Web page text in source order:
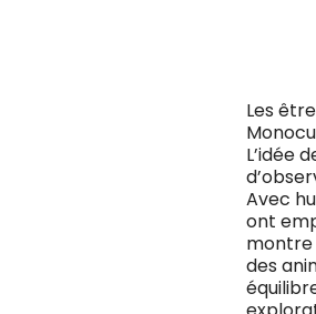
Les
L’idée
Avec
ont
montre
des